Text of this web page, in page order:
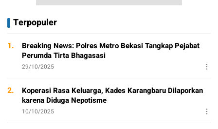
Terpopuler
1.
Breaking News: Polres Metro Bekasi Tangkap Pejabat
Perumda Tirta Bhagasasi
29/10/2025
2.
Koperasi Rasa Keluarga, Kades Karangbaru Dilaporkan
karena Diduga Nepotisme
10/10/2025